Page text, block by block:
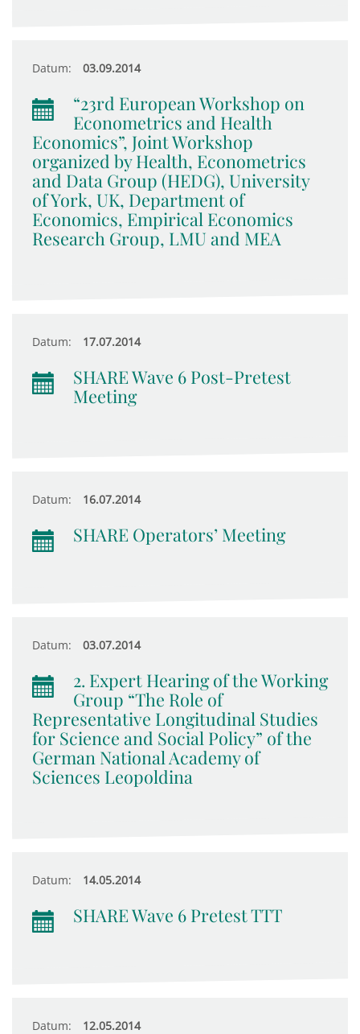
Datum: 03.09.2014
“23rd European Workshop on
Econometrics and Health
Economics”, Joint Workshop
organized by Health, Econometrics
and Data Group (HEDG), University
of York, UK, Department of
Economics, Empirical Economics
Research Group, LMU and MEA
Datum: 17.07.2014
SHARE Wave 6 Post-Pretest
Meeting
Datum: 16.07.2014
SHARE Operators’ Meeting
Datum: 03.07.2014
2. Expert Hearing of the Working
Group “The Role of
Representative Longitudinal Studies
for Science and Social Policy” of the
German National Academy of
Sciences Leopoldina
Datum: 14.05.2014
SHARE Wave 6 Pretest TTT
Datum: 12.05.2014